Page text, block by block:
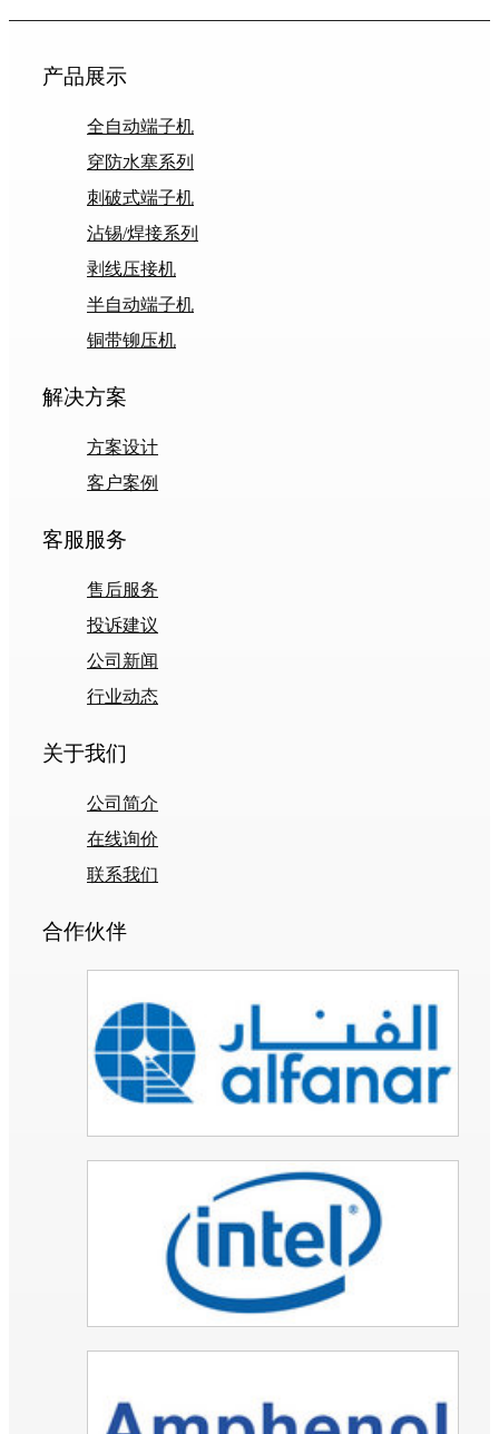
产品展示
全自动端子机
穿防水塞系列
刺破式端子机
沾锡/焊接系列
剥线压接机
半自动端子机
铜带铆压机
解决方案
方案设计
客户案例
客服服务
售后服务
投诉建议
公司新闻
行业动态
关于我们
公司简介
在线询价
联系我们
合作伙伴